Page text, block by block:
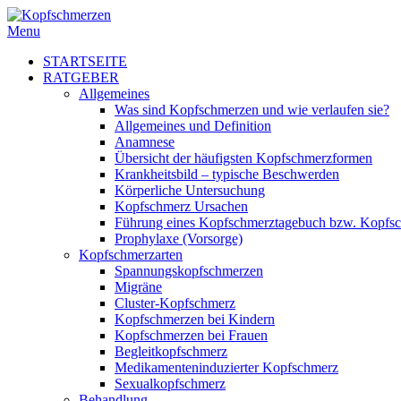
Menu
STARTSEITE
RATGEBER
Allgemeines
Was sind Kopfschmerzen und wie verlaufen sie?
Allgemeines und Definition
Anamnese
Übersicht der häufigsten Kopfschmerzformen
Krankheitsbild – typische Beschwerden
Körperliche Untersuchung
Kopfschmerz Ursachen
Führung eines Kopfschmerztagebuch bzw.
Prophylaxe (Vorsorge)
Kopfschmerzarten
Spannungskopfschmerzen
Migräne
Cluster-Kopfschmerz
Kopfschmerzen bei Kindern
Kopfschmerzen bei Frauen
Begleitkopfschmerz
Medikamenteninduzierter Kopfschmerz
Sexualkopfschmerz